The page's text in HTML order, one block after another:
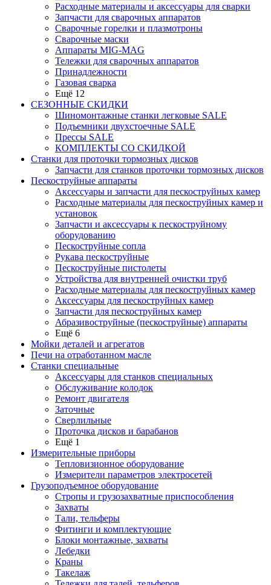
Расходные материалы и аксессуары для сварки
Запчасти для сварочных аппаратов
Сварочные горелки и плазмотроны
Сварочные маски
Аппараты MIG-MAG
Тележки для сварочных аппаратов
Принадлежности
Газовая сварка
Ещё 12
СЕЗОННЫЕ СКИДКИ
Шиномонтажные станки легковые SALE
Подъемники двухстоечные SALE
Прессы SALE
КОМПЛЕКТЫ СО СКИДКОЙ
Станки для проточки тормозных дисков
Запчасти для станков проточки тормозных дисков
Пескоструйные аппараты
Аксессуары и запчасти для пескоструйных камер
Расходные материалы для пескоструйных камер и
установок
Запчасти и аксессуары к пескоструйному
оборудованию
Пескоструйные сопла
Рукава пескоструйные
Пескоструйные пистолеты
Устройства для внутренней очистки труб
Расходные материалы для пескоструйных камер
Аксессуары для пескоструйных камер
Запчасти для пескоструйных камер
Абразивоструйные (пескоструйные) аппараты
Ещё 6
Мойки деталей и агрегатов
Печи на отработанном масле
Станки специальные
Аксессуары для станков специальных
Обслуживание колодок
Ремонт двигателя
Заточные
Сверлильные
Проточка дисков и барабанов
Ещё 1
Измерительные приборы
Тепловизионное оборудование
Измерители параметров электросетей
Грузоподъемное оборудование
Стропы и грузозахватные приспособления
Захваты
Тали, тельферы
Фитинги и комплектующие
Блоки монтажные, захваты
Лебедки
Краны
Такелаж